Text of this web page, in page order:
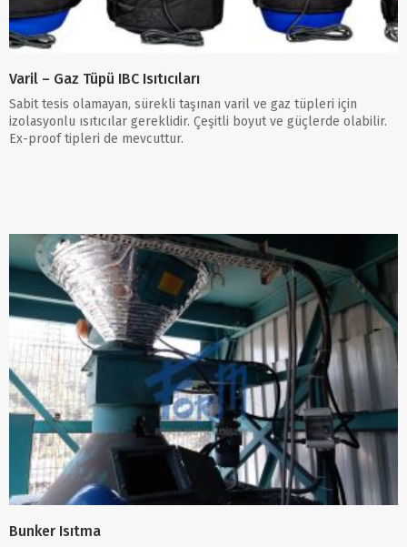
Varil – Gaz Tüpü IBC Isıtıcıları
Sabit tesis olamayan, sürekli taşınan varil ve gaz tüpleri için
izolasyonlu ısıtıcılar gereklidir. Çeşitli boyut ve güçlerde olabilir.
Ex-proof tipleri de mevcuttur.
Bunker Isıtma